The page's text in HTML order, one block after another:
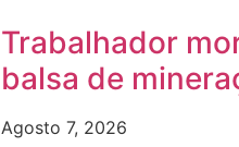
Trabalhador
balsa de
Agosto 7, 2026